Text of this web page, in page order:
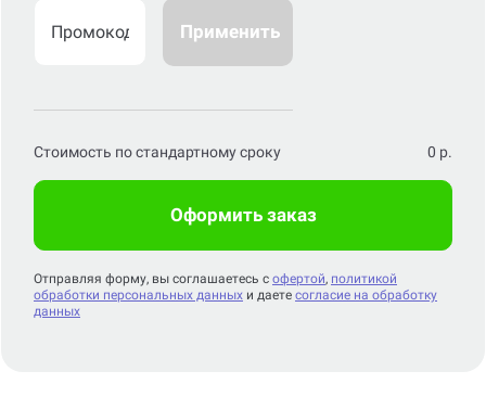
Применить
Стоимость по стандартному сроку 0 р.
Оформить заказ
Отправляя форму, вы соглашаетесь с офертой, политикой
обработки персональных данных и даете согласие на обработку
данных